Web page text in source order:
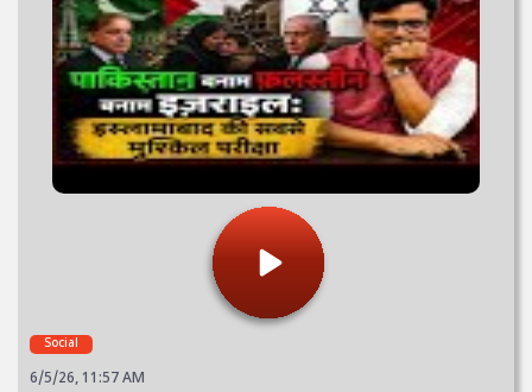
Social
6/5/26, 11:57 AM